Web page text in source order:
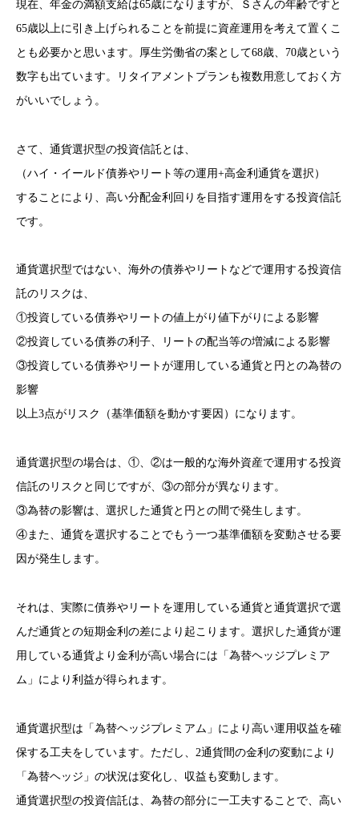
現在、年金の満額支給は65歳になりますが、Ｓさんの年齢ですと
65歳以上に引き上げられることを前提に資産運用を考えて置くこ
とも必要かと思います。厚生労働省の案として68歳、70歳という
数字も出ています。リタイアメントプランも複数用意しておく方
がいいでしょう。
さて、通貨選択型の投資信託とは、
（ハイ・イールド債券やリート等の運用+高金利通貨を選択）
することにより、高い分配金利回りを目指す運用をする投資信託
です。
通貨選択型ではない、海外の債券やリートなどで運用する投資信
託のリスクは、
①投資している債券やリートの値上がり値下がりによる影響
②投資している債券の利子、リートの配当等の増減による影響
③投資している債券やリートが運用している通貨と円との為替の
影響
以上3点がリスク（基準価額を動かす要因）になります。
通貨選択型の場合は、①、②は一般的な海外資産で運用する投資
信託のリスクと同じですが、③の部分が異なります。
③為替の影響は、選択した通貨と円との間で発生します。
④また、通貨を選択することでもう一つ基準価額を変動させる要
因が発生します。
それは、実際に債券やリートを運用している通貨と通貨選択で選
んだ通貨との短期金利 の差により起こります。選択した通貨が運
用している通貨より金利が高い場合には「為替ヘッジプレミア
ム」により利益が得られます。
通貨選択型は「為替ヘッジプレミアム」により高い運用収益を確
保する工夫をしています。ただし、2通貨間の金利の変動により
「為替ヘッジ」の状況は変化し、収益も変動します。
通貨選択型の投資信託は、為替の部分に一工夫することで、高い